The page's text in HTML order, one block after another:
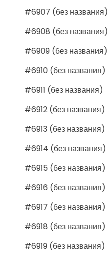
#6907 (без названия)
#6908 (без названия)
#6909 (без названия)
#6910 (без названия)
#6911 (без названия)
#6912 (без названия)
#6913 (без названия)
#6914 (без названия)
#6915 (без названия)
#6916 (без названия)
#6917 (без названия)
#6918 (без названия)
#6919 (без названия)